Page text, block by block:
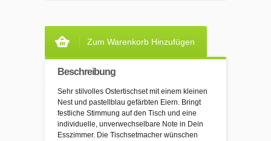
Zum Warenkorb Hinzufügen
Beschreibung
Sehr stilvolles Ostertischset mit einem kleinen
Nest und pastellblau gefärbten Eiern. Bringt
festliche Stimmung auf den Tisch und eine
individuelle, unverwechselbare Note in Dein
Esszimmer. Die Tischsetmacher wünschen